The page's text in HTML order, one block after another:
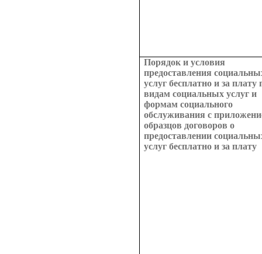
Порядок и условия
предоставления
услуг бесплатно и за плату
видам социальных услуг и
формам социального
обслуживания с
образцов договоров о
предоставлении
услуг бесплатно и за плату